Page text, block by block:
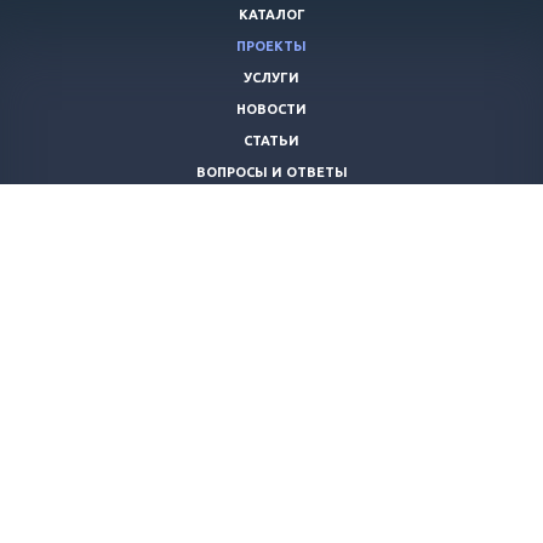
КАТАЛОГ
ПРОЕКТЫ
УСЛУГИ
НОВОСТИ
СТАТЬИ
ВОПРОСЫ И ОТВЕТЫ